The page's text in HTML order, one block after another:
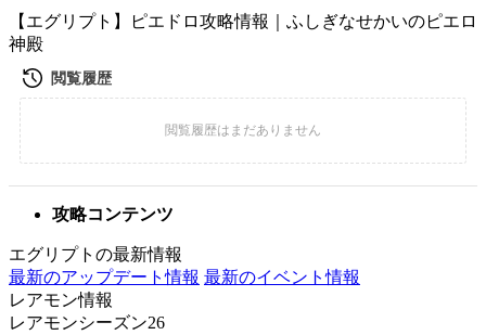
【エグリプト】ピエドロ攻略情報｜ふしぎなせかいのピエロ
神殿
攻略コンテンツ
エグリプトの最新情報
最新のアップデート情報 最新のイベント情報
レアモン情報
レアモンシーズン26